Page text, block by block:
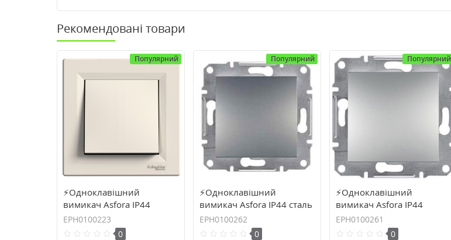
Рекомендовані товари
Популярний
⚡Одноклавішний
вимикач Asfora IP44
кремовий (EPH0100223)
EPH0100223
0
Популярний
⚡Одноклавішний
вимикач Asfora IP44 сталь
(EPH0100262)
EPH0100262
0
Популярний
⚡Одноклавішний
вимикач Asfora IP44
алюміній (EPH0100261)
EPH0100261
0